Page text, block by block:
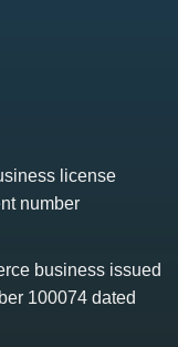
license
number
business issued
100074 dated